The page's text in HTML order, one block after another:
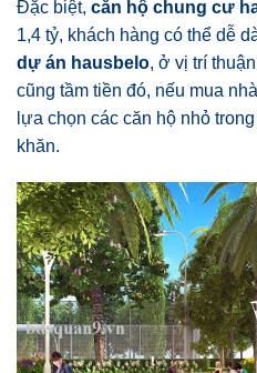
Đặc biệt, căn hộ chung cư
1,4 tỷ, khách hàng có thể dễ
dự án hausbelo, ở vị trí
cũng tầm tiền đó, nếu mua
lựa chọn các căn hộ nhỏ
khăn.